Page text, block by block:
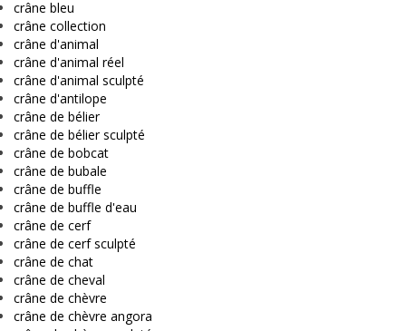
crâne bleu
crâne collection
crâne d'animal
crâne d'animal réel
crâne d'animal sculpté
crâne d'antilope
crâne de bélier
crâne de bélier sculpté
crâne de bobcat
crâne de bubale
crâne de buffle
crâne de buffle d'eau
crâne de cerf
crâne de cerf sculpté
crâne de chat
crâne de cheval
crâne de chèvre
crâne de chèvre angora